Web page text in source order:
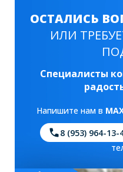
ОСТАЛИСЬ
ИЛИ
Специалисты
Напишите нам в
8 (953) 964-13-